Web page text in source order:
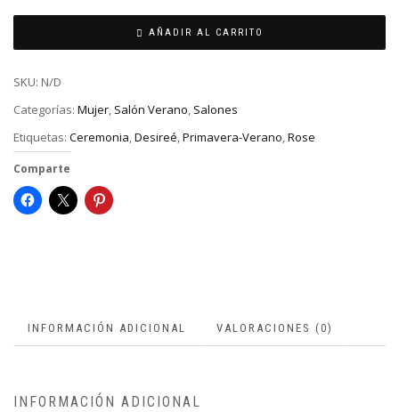
AÑADIR AL CARRITO
SKU: N/D
Categorías: Mujer, Salón Verano, Salones
Etiquetas: Ceremonia,Desireé,Primavera-Verano,Rose
Comparte
INFORMACIÓN ADICIONAL VALORACIONES (0)
INFORMACIÓN ADICIONAL